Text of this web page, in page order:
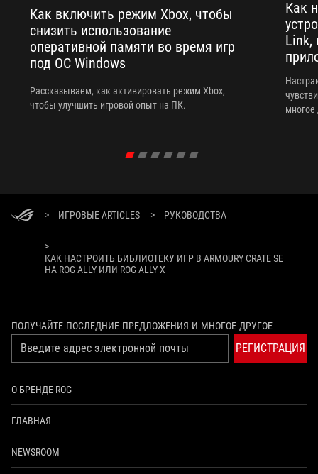
Как включить режим Xbox, чтобы
снизить использование
оперативной памяти во время игр
под ОС Windows
Рассказываем, как активировать режим Xbox,
чтобы улучшить игровой опыт на ПК.
Как
Link,
многое
> ИГРОВЫЕ ARTICLES > РУКОВОДСТВА
>
КАК НАСТРОИТЬ БИБЛИОТЕКУ ИГР В ARMOURY CRATE SE
НА ROG ALLY ИЛИ ROG ALLY X
ПОЛУЧАЙТЕ ПОСЛЕДНИЕ ПРЕДЛОЖЕНИЯ И МНОГОЕ ДРУГОЕ
РЕГИСТРАЦИЯ
О БРЕНДЕ ROG
ГЛАВНАЯ
NEWSROOM